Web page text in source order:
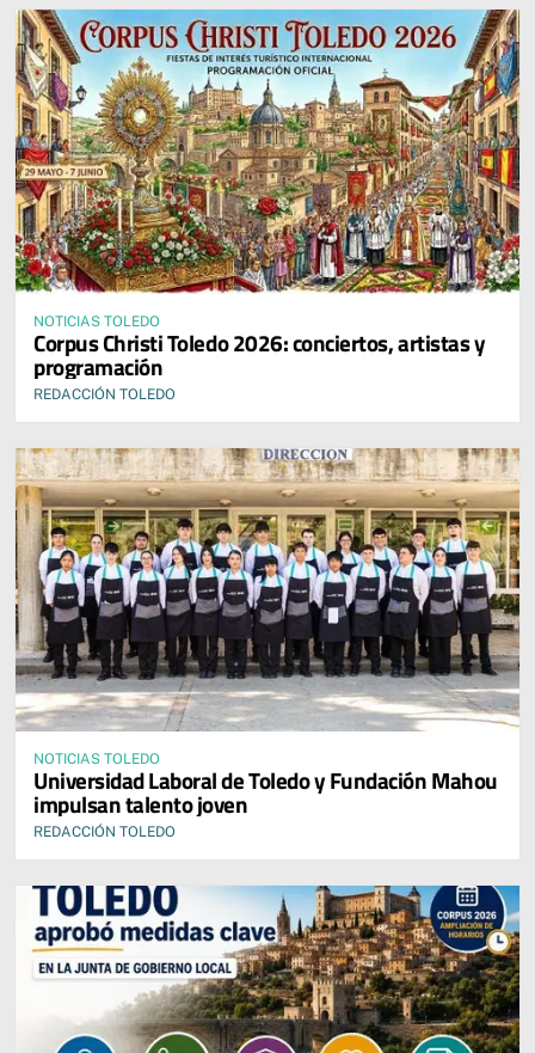
NOTICIAS TOLEDO
Corpus Christi Toledo 2026: conciertos, artistas y
programación
REDACCIÓN TOLEDO
NOTICIAS TOLEDO
Universidad Laboral de Toledo y Fundación Mahou
impulsan talento joven
REDACCIÓN TOLEDO